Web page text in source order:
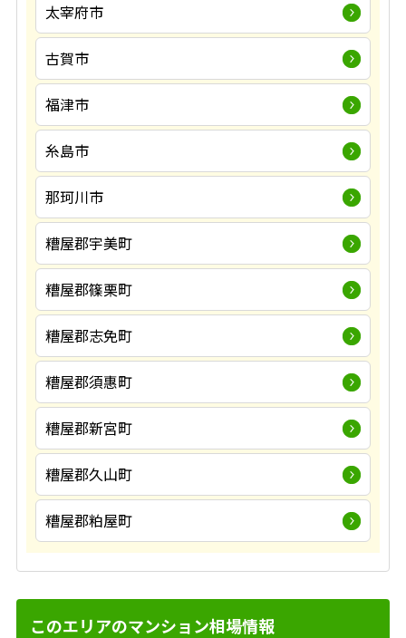
太宰府市
古賀市
福津市
糸島市
那珂川市
糟屋郡宇美町
糟屋郡篠栗町
糟屋郡志免町
糟屋郡須惠町
糟屋郡新宮町
糟屋郡久山町
糟屋郡粕屋町
このエリアのマンション相場情報